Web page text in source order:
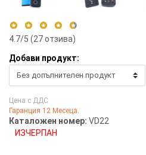
4.7/5 (27отзива)
5 stars
70%
4 stars
30%
3 stars
2 stars
1 star
Добави продукт:
Цена с ДДС
Гаранция 12 Месеца.
Каталожен номер: VD22
ИЗЧЕРПАН